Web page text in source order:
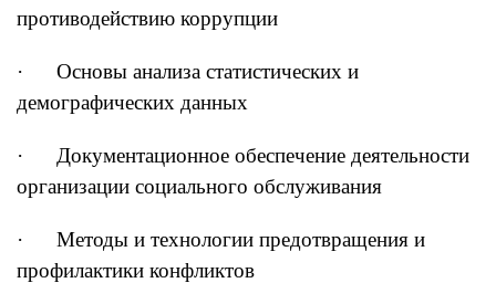
противодействию коррупции
· Основы анализа статистических и
демографических данных
· Документационное обеспечение деятельности
организации социального обслуживания
· Методы и технологии предотвращения и
профилактики конфликтов